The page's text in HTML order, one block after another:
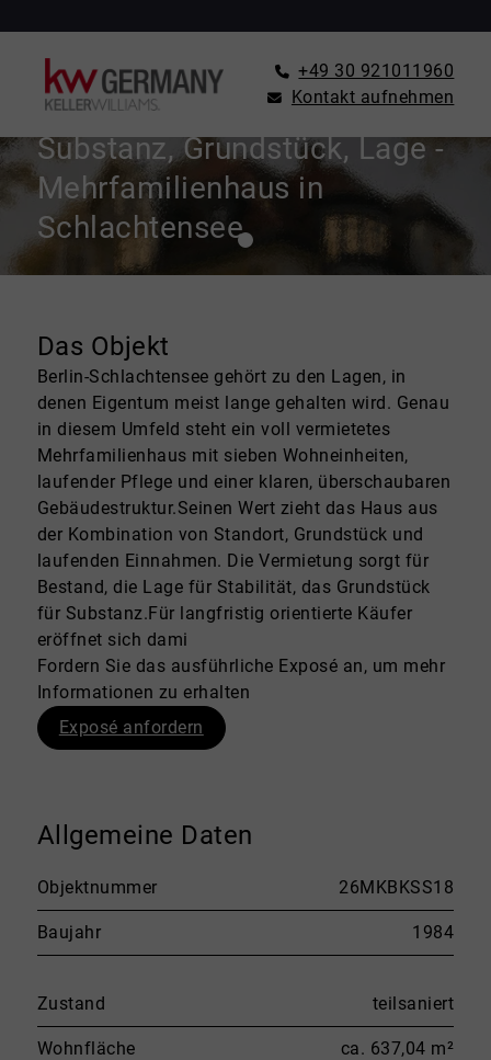
+49 30 921011960
Kontakt aufnehmen
ZINSHAUS / RENDITEOBJEKT ZU KAUFEN IN BERLIN
Substanz, Grundstück, Lage -
Mehrfamilienhaus in
Schlachtensee
Das Objekt
Berlin-Schlachtensee gehört zu den Lagen, in
denen Eigentum meist lange gehalten wird. Genau
in diesem Umfeld steht ein voll vermietetes
Mehrfamilienhaus mit sieben Wohneinheiten,
laufender Pflege und einer klaren, überschaubaren
Gebäudestruktur.Seinen Wert zieht das Haus aus
der Kombination von Standort, Grundstück und
laufenden Einnahmen. Die Vermietung sorgt für
Bestand, die Lage für Stabilität, das Grundstück
für Substanz.Für langfristig orientierte Käufer
eröffnet sich dami
Fordern Sie das ausführliche Exposé an, um mehr
Informationen zu erhalten
Exposé anfordern
Allgemeine Daten
Objektnummer 26MKBKSS18
Baujahr 1984
Zustand teilsaniert
Wohnfläche ca. 637,04 m²